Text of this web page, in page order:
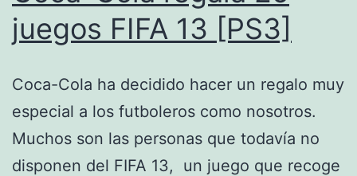
juegos FIFA 13 [PS3]
Coca-Cola ha decidido hacer un regalo muy
especial a los futboleros como nosotros.
Muchos son las personas que todavía no
disponen del FIFA 13, un juego que recoge